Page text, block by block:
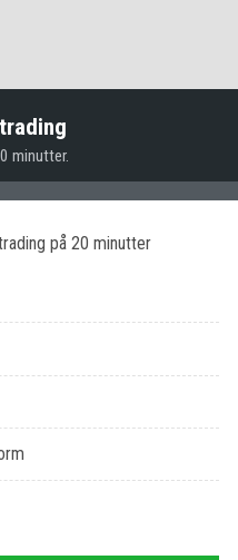
minutter.
på 20 minutter